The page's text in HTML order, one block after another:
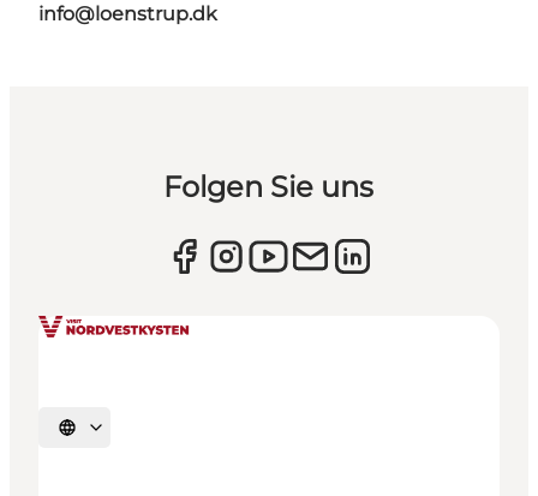
info@loenstrup.dk
Folgen Sie uns
Sprache auswählen